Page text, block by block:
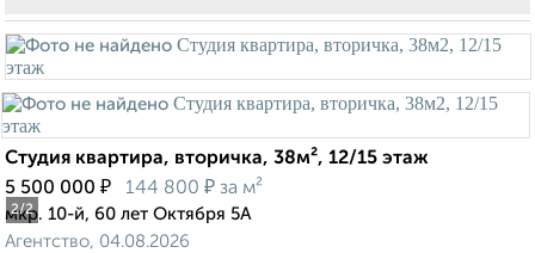
2/2
Студия квартира, вторичка, 38м², 12/15 этаж
5 500 000 ₽ 144 800 ₽ за м²
мкр. 10-й, 60 лет Октября 5А
Агентство, 04.08.2026